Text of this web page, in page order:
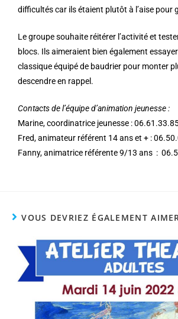
difficultés car ils étaient plutôt à l’aise pour
Le groupe souhaite réitérer l’activité et
blocs. Ils aimeraient bien également essayer
classique équipé de baudrier pour monter
descendre en rappel.
Contacts de l’équipe d’animation jeunesse :
Marine, coordinatrice jeunesse :
Fred, animateur référent 14 ans et + :
Fanny, animatrice référente 9/13 ans :
VOUS DEVRIEZ ÉGALEMENT